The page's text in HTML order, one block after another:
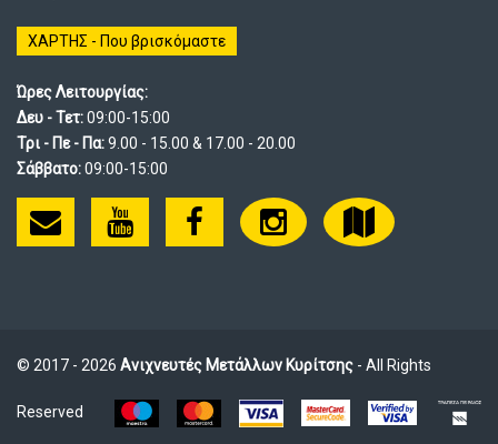
ΧΑΡΤΗΣ - Που βρισκόμαστε
Ώρες Λειτουργίας:
Δευ - Τετ:09:00-15:00
Τρι - Πε - Πα:9.00 - 15.00 & 17.00 - 20.00
Σάββατο:09:00-15:00
© 2017 - 2026 Ανιχνευτές Μετάλλων Κυρίτσης - All Rights
Reserved